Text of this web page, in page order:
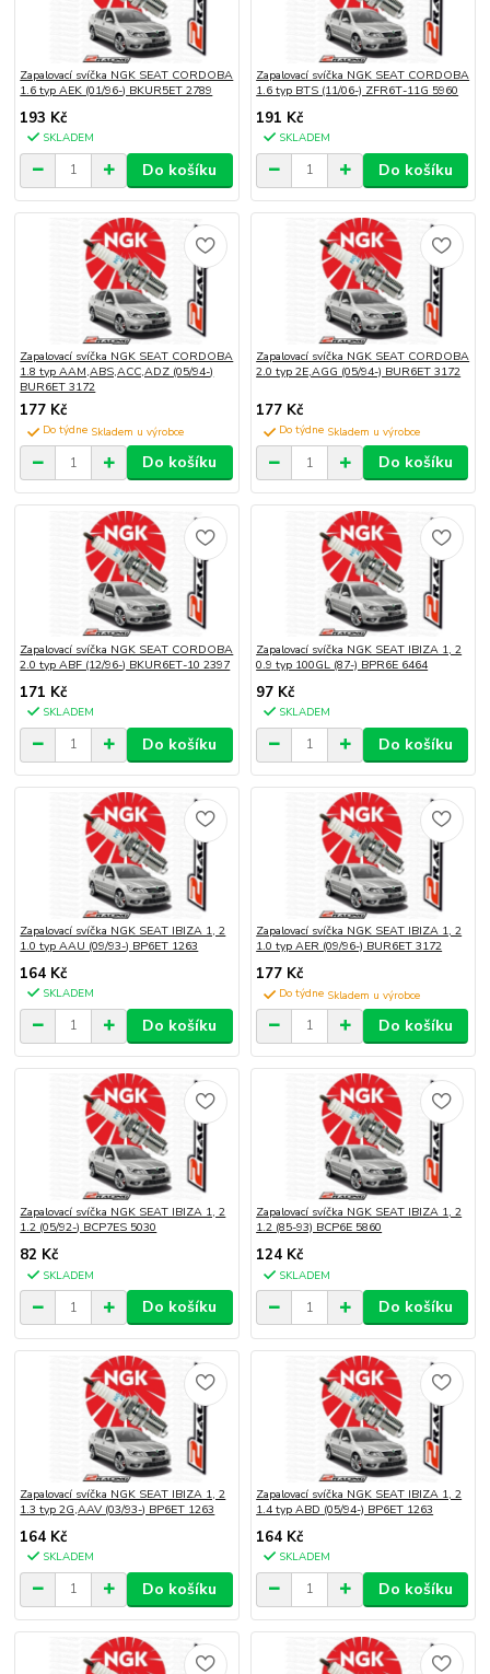
Zapalovací svíčka NGK SEAT CORDOBA
1.6 typ AEK (01/96-) BKUR5ET 2789
193 Kč
SKLADEM
Do košíku
Zapalovací svíčka NGK SEAT CORDOBA
1.6 typ BTS (11/06-) ZFR6T-11G 5960
191 Kč
SKLADEM
Do košíku
Zapalovací svíčka NGK SEAT CORDOBA
1.8 typ AAM,ABS,ACC,ADZ (05/94-)
BUR6ET 3172
177 Kč
Do týdne
Do košíku
Zapalovací svíčka NGK SEAT CORDOBA
2.0 typ 2E,AGG (05/94-) BUR6ET 3172
177 Kč
Do týdne
Do košíku
Zapalovací svíčka NGK SEAT CORDOBA
2.0 typ ABF (12/96-) BKUR6ET-10 2397
171 Kč
SKLADEM
Do košíku
Zapalovací svíčka NGK SEAT IBIZA 1, 2
0.9 typ 100GL (87-) BPR6E 6464
97 Kč
SKLADEM
Do košíku
Zapalovací svíčka NGK SEAT IBIZA 1, 2
1.0 typ AAU (09/93-) BP6ET 1263
164 Kč
SKLADEM
Do košíku
Zapalovací svíčka NGK SEAT IBIZA 1, 2
1.0 typ AER (09/96-) BUR6ET 3172
177 Kč
Do týdne
Do košíku
Zapalovací svíčka NGK SEAT IBIZA 1, 2
1.2 (05/92-) BCP7ES 5030
82 Kč
SKLADEM
Do košíku
Zapalovací svíčka NGK SEAT IBIZA 1, 2
1.2 (85-93) BCP6E 5860
124 Kč
SKLADEM
Do košíku
Zapalovací svíčka NGK SEAT IBIZA 1, 2
1.3 typ 2G,AAV (03/93-) BP6ET 1263
164 Kč
SKLADEM
Do košíku
Zapalovací svíčka NGK SEAT IBIZA 1, 2
1.4 typ ABD (05/94-) BP6ET 1263
164 Kč
SKLADEM
Do košíku